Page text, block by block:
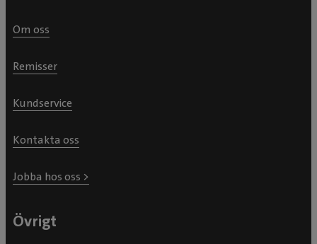
Om oss
Remisser
Kundservice
Kontakta oss
Jobba hos oss >
Övrigt